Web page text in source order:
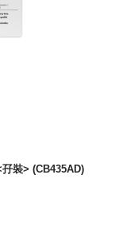
裝> (CB435AD)